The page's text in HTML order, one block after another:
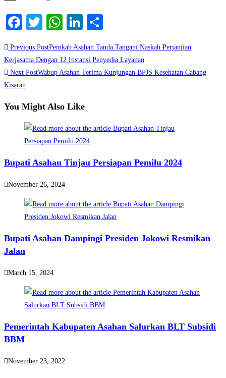
Facebook
TwitterWhatsApp
LinkedIn
Read
more
articles
Previous PostPemkab Asahan Tanda Tangani Naskah Perjanjian
Kerjasama Dengan 12 Instansi Penyedia Layanan
Next PostWabup Asahan Terima Kunjungan BPJS Kesehatan Cabang
Kisaran
You Might Also Like
Bupati Asahan Tinjau Persiapan Pemilu 2024
November 26, 2024
Bupati Asahan Dampingi Presiden Jokowi Resmikan
Jalan
March 15, 2024
Pemerintah Kabupaten Asahan Salurkan BLT Subsidi
BBM
November 23, 2022